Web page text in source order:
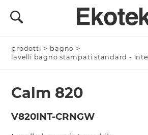
prodotti > bagno >
lavelli bagno stampati standard -
Calm 820
V820INT-CRNGW
Nominativo *
Azienda/Privato *